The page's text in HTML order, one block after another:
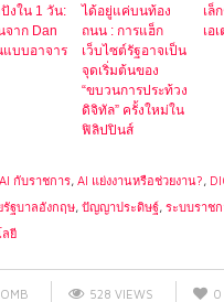
งใน 1 วัน:
จาก Dan
แบบอาจาร
ได้อยู่แค่บนท้อง
ถนน : การแฮ็ก
เว็บไซต์รัฐอาจเป็น
จุดเริ่มต้นของ
“ขบวนการประท้วง
ดิจิทัล” ครั้งใหม่ใน
ฟิลิปปินส์
เล็
เอ
AI กับราชการ AI แย่งงานหรือช่วยงาน?
รัฐบาลอังกฤษ ปัญญาประดิษฐ์ ระบบราช
ลยี
528 VIEWS 0